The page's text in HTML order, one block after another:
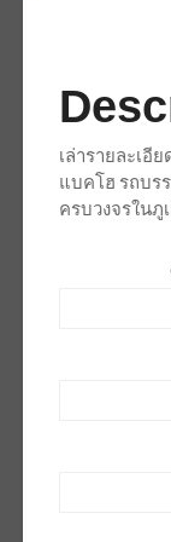
เล่ารายละเอี
แบคโฮ รถบร
ครบวงจรในภู